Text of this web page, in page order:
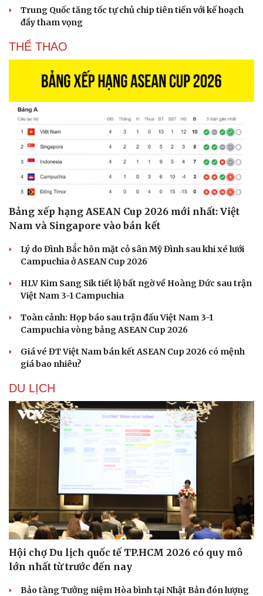
Trung Quốc tăng tốc tự chủ chip tiên tiến với kế hoạch
đầy tham vọng
THỂ THAO
Bảng xếp hạng ASEAN Cup 2026 mới nhất: Việt
Nam và Singapore vào bán kết
Lý do Đình Bắc hôn mặt cỏ sân Mỹ Đình sau khi xé lưới
Campuchia ở ASEAN Cup 2026
HLV Kim Sang Sik tiết lộ bất ngờ về Hoàng Đức sau trận
Việt Nam 3-1 Campuchia
Toàn cảnh: Họp báo sau trận đấu Việt Nam 3-1
Campuchia vòng bảng ASEAN Cup 2026
Giá vé ĐT Việt Nam bán kết ASEAN Cup 2026 có mệnh
giá bao nhiêu?
DU LỊCH
Hội chợ Du lịch quốc tế TP.HCM 2026 có quy mô
lớn nhất từ trước đến nay
Bảo tàng Tưởng niệm Hòa bình tại Nhật Bản đón lượng